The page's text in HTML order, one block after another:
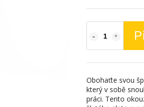
Obohaťte svou
který v sobě
práci. Tento